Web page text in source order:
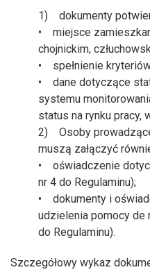
1) dokumenty
• miejsce
chojnickim,
• spełnienie
• dane dotyczące
systemu
status na rynku pracy,
2) Osoby
muszą załączyć
• oświadczenie
nr 4 do Regulaminu);
• dokumenty i
udzielenia pomocy de
do Regulaminu).
Szczegółowy wykaz